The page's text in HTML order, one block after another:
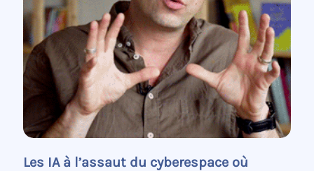
Les IA à l’assaut du cyberespace où